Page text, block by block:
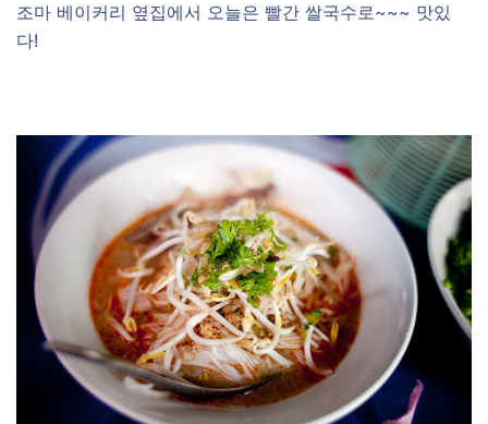
조마 베이커리 옆집에서 오늘은 빨간 쌀국수로~~~ 맛있
다!